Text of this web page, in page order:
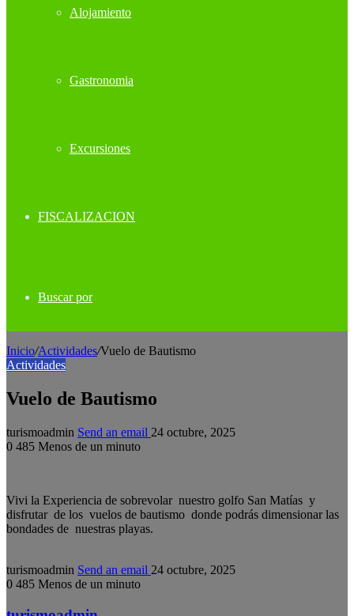
Alojamiento
Gastronomia
Excursiones
FISCALIZACION
Buscar por
Inicio/Actividades/Vuelo de Bautismo
Actividades
Vuelo de Bautismo
turismoadmin Send an email 24 octubre, 2025
0 485 Menos de un minuto
Vivi la Experiencia de sobrevolar nuestro golfo San Matías y
disfrutar de los vuelos de bautismo donde podrás dimensionar las
bondades de nuestras playas.
turismoadmin Send an email 24 octubre, 2025
0 485 Menos de un minuto